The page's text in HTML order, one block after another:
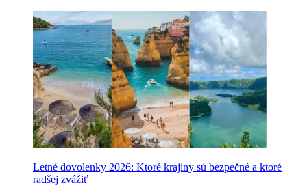
Letné dovolenky 2026: Ktoré krajiny sú bezpečné a ktoré
radšej zvážiť